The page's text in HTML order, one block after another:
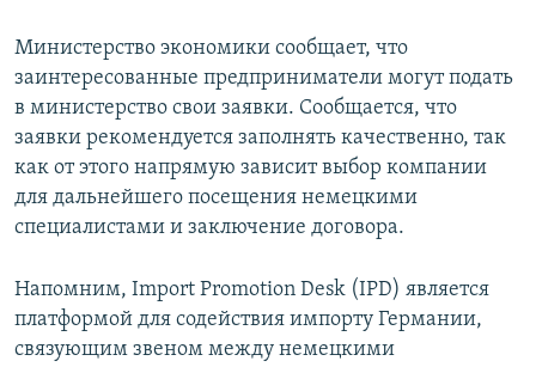
Министерство экономики сообщает, что
заинтересованные предприниматели могут подать
в министерство свои заявки. Сообщается, что
заявки рекомендуется заполнять качественно, так
как от этого напрямую зависит выбор компании
для дальнейшего посещения немецкими
специалистами и заключение договора.
Напомним, Import Promotion Desk (IPD) является
платформой для содействия импорту Германии,
связующим звеном между немецкими